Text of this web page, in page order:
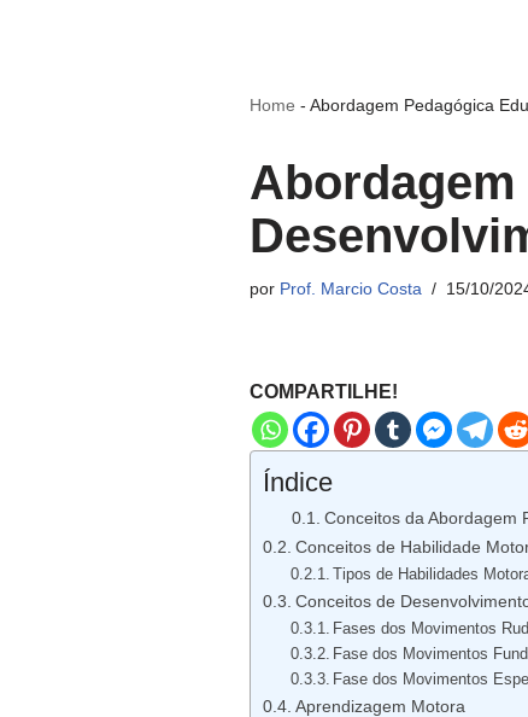
Home - Abordagem Pedagógica
por Prof. Marcio Costa 15/10/
COMPARTILHE!
Índice
Conceitos da Abordagem
Conceitos de Habilidade
Tipos de Habilidades
Conceitos de
Fases dos Movimentos
Fase dos Movimentos
Fase dos Movimentos
Aprendizagem Motora